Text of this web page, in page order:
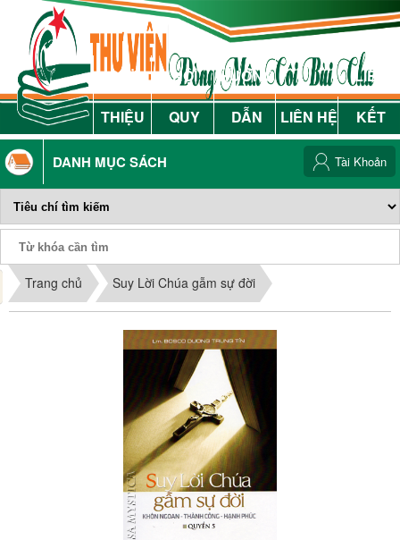
GIỚI
THIỆU
NỘI
QUY
HƯỚNG
DẪN
LIÊN HỆ
LIÊN
KẾT
DANH MỤC SÁCH
Phiếu Sách
Tài Khoản
Trang chủ Suy Lời Chúa gẫm sự đời